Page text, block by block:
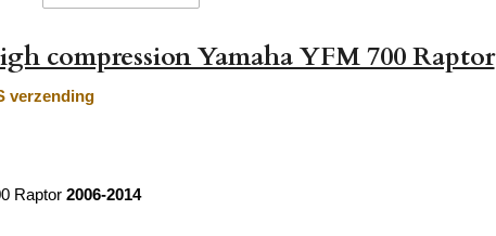
compression Yamaha YFM 700 Raptor
verzending
Raptor 2006-2014